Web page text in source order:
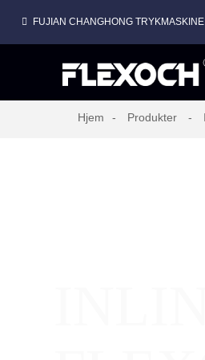
FUJIAN CHANGHONG
Hjem Produkter